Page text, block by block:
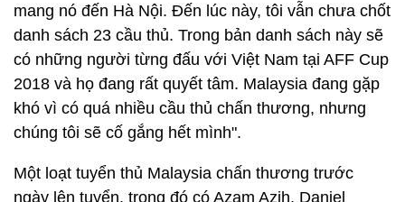
mang nó đến Hà Nội. Đến lúc này, tôi vẫn chưa chốt
danh sách 23 cầu thủ. Trong bản danh sách này sẽ
có những người từng đấu với Việt Nam tại AFF Cup
2018 và họ đang rất quyết tâm. Malaysia đang gặp
khó vì có quá nhiều cầu thủ chấn thương, nhưng
chúng tôi sẽ cố gắng hết mình".
Một loạt tuyển thủ Malaysia chấn thương trước
ngày lên tuyển, trong đó có Azam Azih, Daniel